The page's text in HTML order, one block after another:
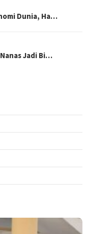
Dunia, Ha…
Jadi Bi…